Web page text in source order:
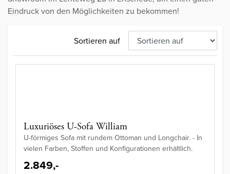
Eindruck von den Möglichkeiten zu bekommen!
Sortieren auf
Luxuriöses U-Sofa William
U-förmiges Sofa mit rundem Ottoman und Longchair. - In
vielen Farben, Stoffen und Konfigurationen erhältlich.
2.849,-